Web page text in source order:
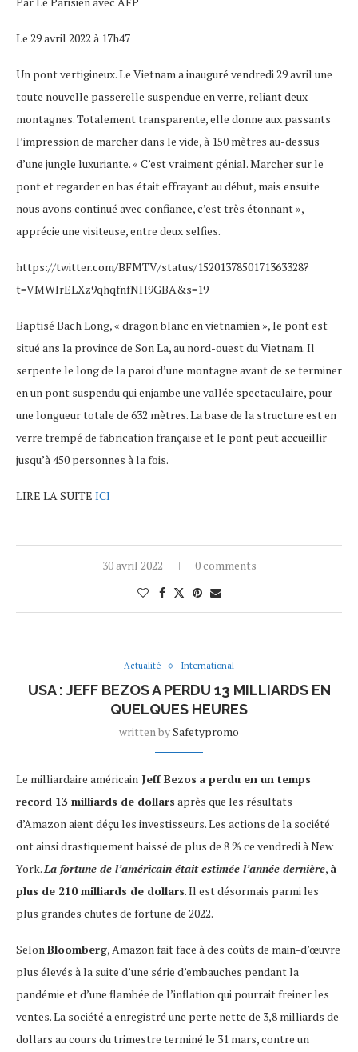
Le 29 avril 2022 à 17h47
Un pont vertigineux. Le Vietnam a inauguré vendredi 29 avril une
toute nouvelle passerelle suspendue en verre, reliant deux
montagnes. Totalement transparente, elle donne aux passants
l’impression de marcher dans le vide, à 150 mètres au-dessus
d’une jungle luxuriante. « C’est vraiment génial. Marcher sur le
pont et regarder en bas était effrayant au début, mais ensuite
nous avons continué avec confiance, c’est très étonnant »,
apprécie une visiteuse, entre deux selfies.
https://twitter.com/BFMTV/status/1520137850171363328?
t=VMWIrELXz9qhqfnfNH9GBA&s=19
Baptisé Bach Long, « dragon blanc en vietnamien », le pont est
situé ans la province de Son La, au nord-ouest du Vietnam. Il
serpente le long de la paroi d’une montagne avant de se terminer
en un pont suspendu qui enjambe une vallée spectaculaire, pour
une longueur totale de 632 mètres. La base de la structure est en
verre trempé de fabrication française et le pont peut accueillir
jusqu’à 450 personnes à la fois.
LIRE LA SUITE ICI
30 avril 2022 0 comments
Actualité International
USA : JEFF BEZOS A PERDU 13 MILLIARDS EN
QUELQUES HEURES
written bySafetypromo
Le milliardaire américain Jeff Bezos a perdu en un temps
record 13 milliards de dollars après que les résultats
d’Amazon aient déçu les investisseurs. Les actions de la société
ont ainsi drastiquement baissé de plus de 8 % ce vendredi à New
York.La fortune de l’américain était estimée l’année dernière, à
plus de 210 milliards de dollars. Il est désormais parmi les
plus grandes chutes de fortune de 2022.
SelonBloomberg, Amazon fait face à des coûts de main-d’œuvre
plus élevés à la suite d’une série d’embauches pendant la
pandémie et d’une flambée de l’inflation qui pourrait freiner les
ventes. La société a enregistré une perte nette de 3,8 milliards de
dollars au cours du trimestre terminé le 31 mars, contre un